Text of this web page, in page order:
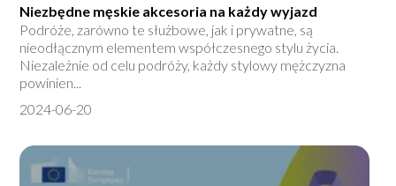
Niezbędne męskie akcesoria na każdy wyjazd
Podróże, zarówno te służbowe, jak i prywatne, są
nieodłącznym elementem współczesnego stylu życia.
Niezależnie od celu podróży, każdy stylowy mężczyzna
powinien...
2024-06-20